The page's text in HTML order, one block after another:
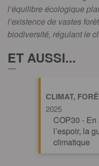
l’équilibre écologique
l’existence de vastes
biodiversité, régulant le
ET AUSSI...
CLIMAT,
2025
COP30 -
l’espoir, la
climatique